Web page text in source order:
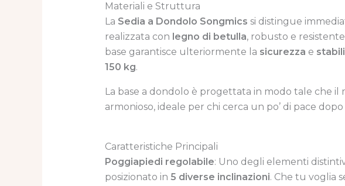
Materiali e Struttura
La Sedia a Dondolo Songmics si distingue
realizzata con legno di betulla, robusto e
base garantisce ulteriormente la sicurezza e
150 kg.
La base a dondolo è progettata in modo tale che
armonioso, ideale per chi cerca un po’ di pace
Caratteristiche Principali
Poggiapiedi regolabile: Uno degli elementi
posizionato in 5 diverse inclinazioni. Che tu voglia